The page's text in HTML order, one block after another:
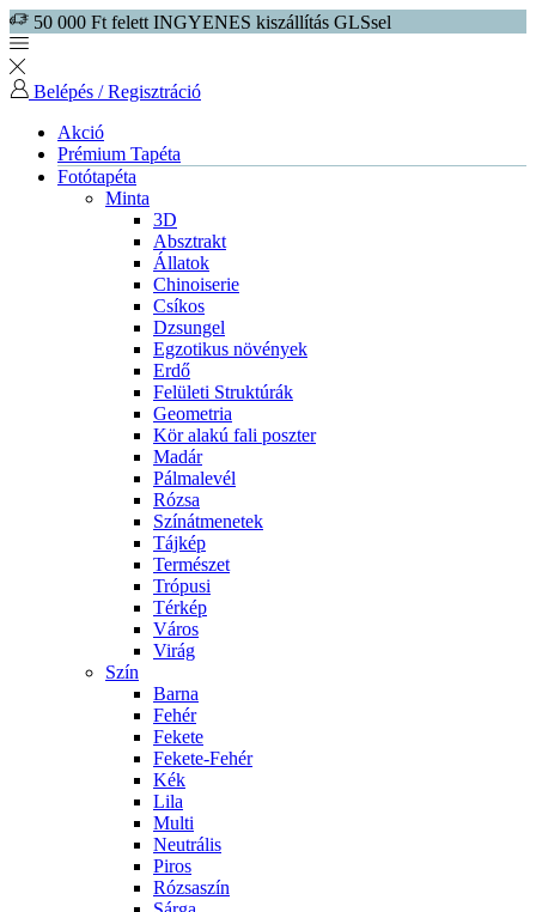
50 000 Ft felett INGYENES kiszállítás GLSsel
Belépés / Regisztráció
Akció
Prémium Tapéta
Fotótapéta
Minta
3D
Absztrakt
Állatok
Chinoiserie
Csíkos
Dzsungel
Egzotikus növények
Erdő
Felületi Struktúrák
Geometria
Kör alakú fali poszter
Madár
Pálmalevél
Rózsa
Színátmenetek
Tájkép
Természet
Trópusi
Térkép
Város
Virág
Szín
Barna
Fehér
Fekete
Fekete-Fehér
Kék
Lila
Multi
Neutrális
Piros
Rózsaszín